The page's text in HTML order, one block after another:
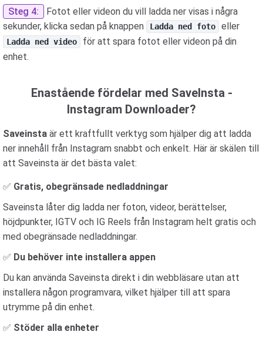
Steg 4:
Fotot eller videon du vill ladda ner visas i några
sekunder, klicka sedan på knappen
Ladda ned foto eller
Ladda ned video
för att spara fotot eller videon på din
enhet.
Enastående fördelar med SaveInsta -
Instagram Downloader?
Saveinsta är ett kraftfullt verktyg som hjälper dig att ladda
ner innehåll från Instagram snabbt och enkelt. Här är skälen till
att Saveinsta är det bästa valet:
✅ Gratis, obegränsade nedladdningar
Saveinsta låter dig ladda ner foton, videor, berättelser,
höjdpunkter, IGTV och IG Reels från Instagram helt gratis och
med obegränsade nedladdningar.
✅ Du behöver inte installera appen
Du kan använda Saveinsta direkt i din webbläsare utan att
installera någon programvara, vilket hjälper till att spara
utrymme på din enhet.
✅ Stöder alla enheter